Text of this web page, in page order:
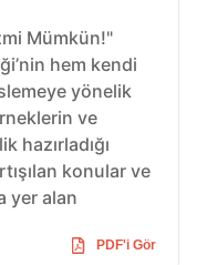
Mümkün!"
hem kendi
yönelik
ve
hazırladığı
konular ve
yer alan
PDF'i Gör